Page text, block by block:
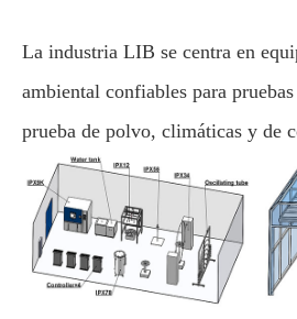
La industria LIB se centra en
ambiental confiables para
prueba de polvo, climáticas y de